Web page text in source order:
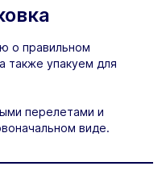
о правильном
также упакуем для
перелетами и
виде.